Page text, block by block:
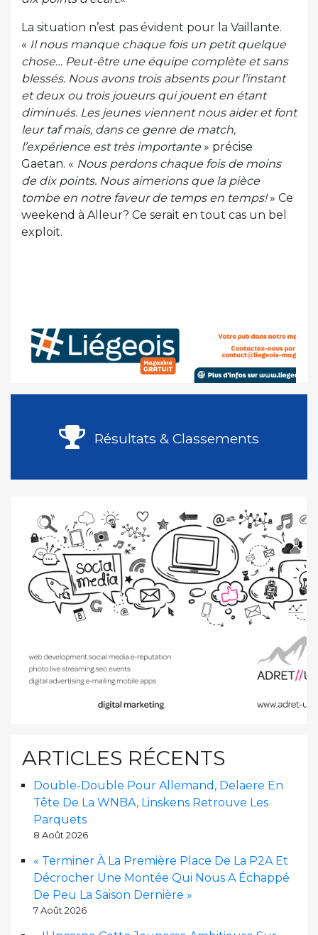
La situation n’est pas évident pour la Vaillante.
« Il nous manque chaque fois un petit quelque
chose… Peut-être une équipe complète et sans
blessés. Nous avons trois absents pour l’instant
et deux ou trois joueurs qui jouent en étant
diminués. Les jeunes viennent nous aider et font
leur taf mais, dans ce genre de match,
l’expérience est très importante» précise
Gaetan. « Nous perdons chaque fois de moins
de dix points. Nous aimerions que la pièce
tombe en notre faveur de temps en temps!» Ce
weekend à Alleur? Ce serait en tout cas un bel
exploit.
Résultats & Classements
ARTICLES RÉCENTS
Double-Double Pour Allemand, Delaere En
Tête De La WNBA, Linskens Retrouve Les
Parquets
8 Août 2026
« Terminer À La Première Place De La P2A Et
Décrocher Une Montée Qui Nous A Échappé
De Peu La Saison Dernière »
7 Août 2026